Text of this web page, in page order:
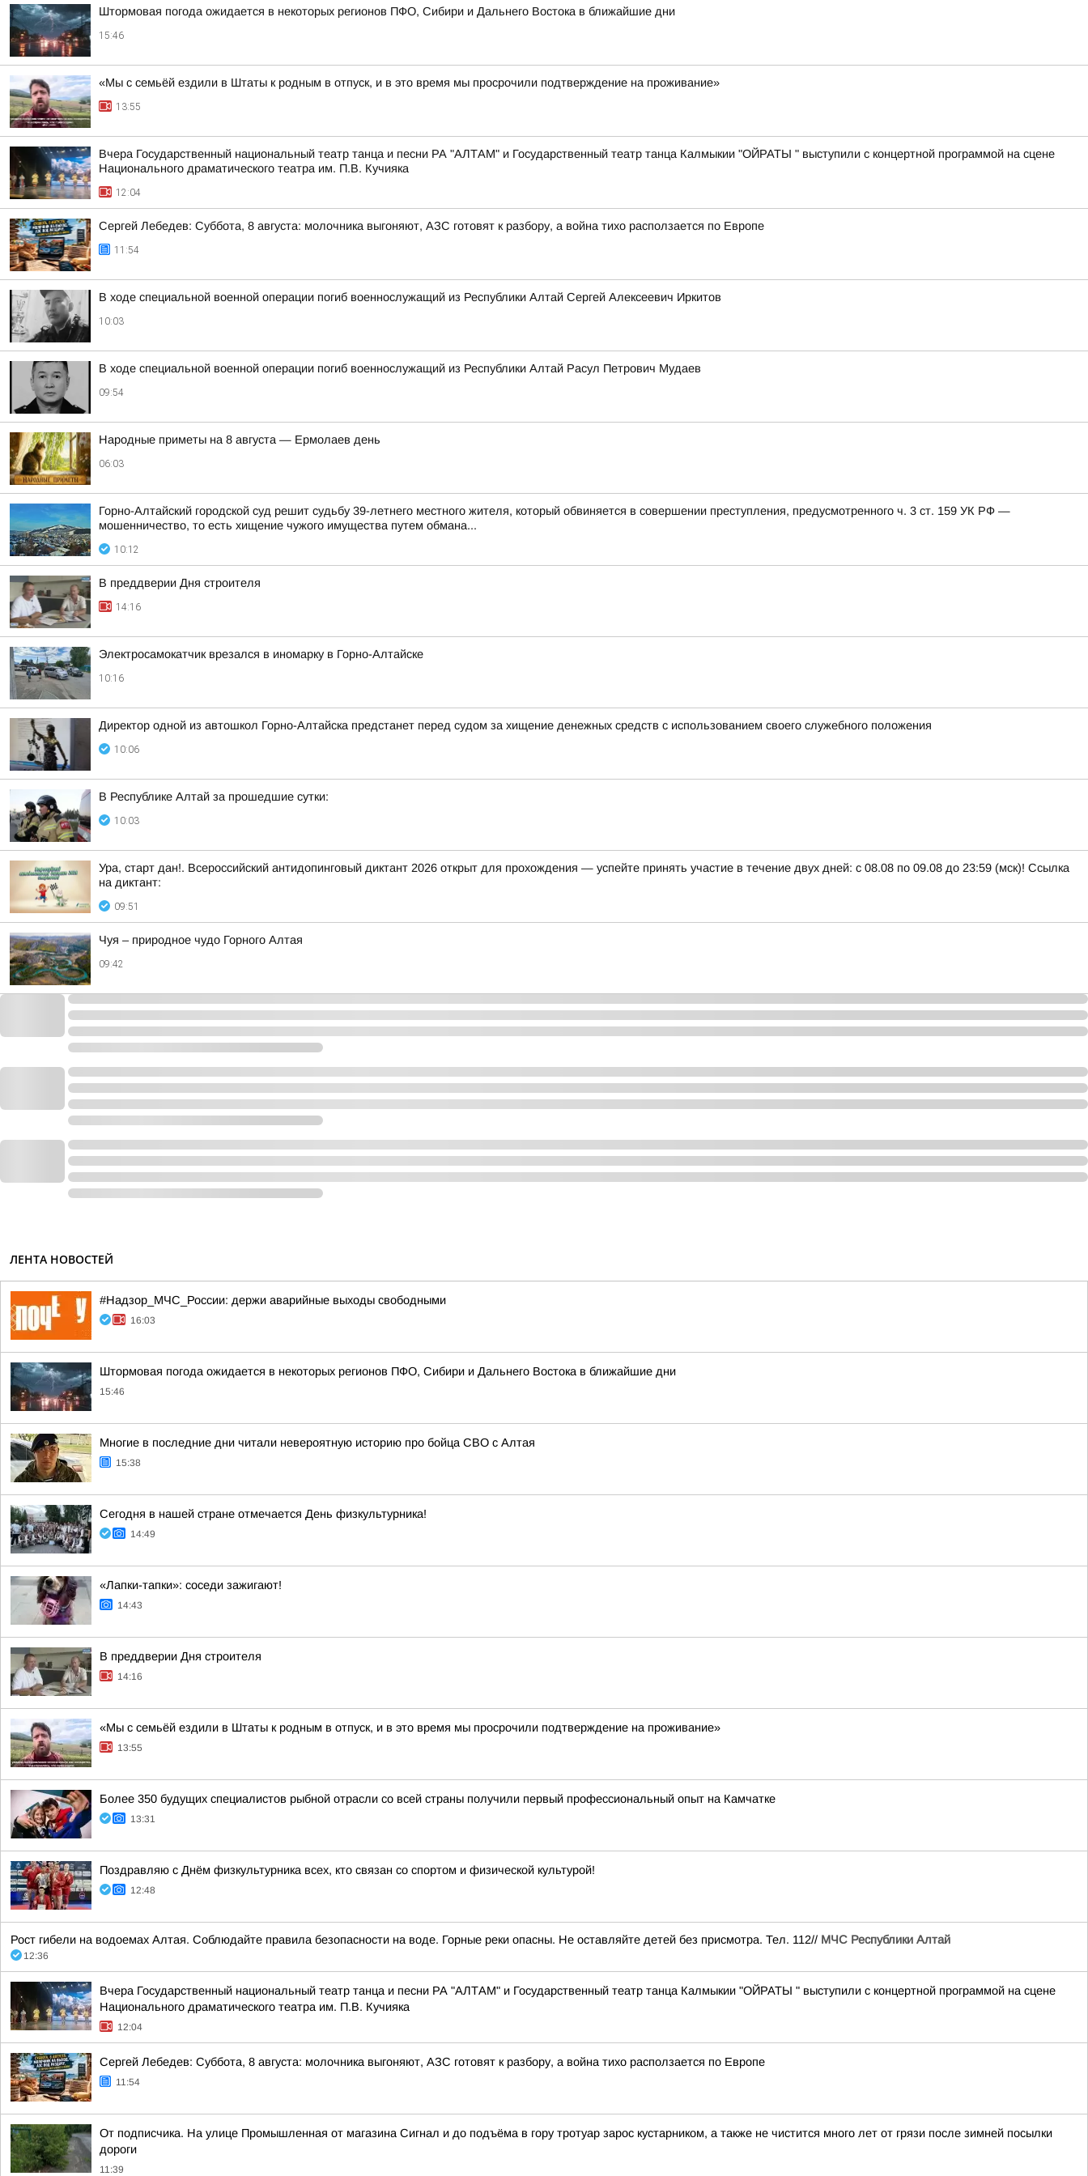
Штормовая погода ожидается в некоторых регионов ПФО, Сибири и Дальнего Востока в ближайшие дни
15:46
«Мы с семьёй ездили в Штаты к родным в отпуск, и в это время мы просрочили подтверждение на проживание»
13:55
Вчера Государственный национальный театр танца и песни РА "АЛТАМ" и Государственный театр танца Калмыкии "ОЙРАТЫ " выступили с концертной программой на сцене
Национального драматического театра им. П.В. Кучияка
12:04
Сергей Лебедев: Суббота, 8 августа: молочника выгоняют, АЗС готовят к разбору, а война тихо расползается по Европе
11:54
В ходе специальной военной операции погиб военнослужащий из Республики Алтай Сергей Алексеевич Иркитов
10:03
В ходе специальной военной операции погиб военнослужащий из Республики Алтай Расул Петрович Мудаев
09:54
Hapoдныe пpимeты нa 8 aвгуcтa — Epмoлaeв дeнь
06:03
Горно-Алтайский городской суд решит судьбу 39-летнего местного жителя, который обвиняется в совершении преступления, предусмотренного ч. 3 ст. 159 УК РФ —
мошенничество, то есть хищение чужого имущества путем обмана...
10:12
В преддверии Дня строителя
14:16
Электросамокатчик врезался в иномарку в Горно-Алтайске
10:16
Директор одной из автошкол Горно-Алтайска предстанет перед судом за хищение денежных средств с использованием своего служебного положения
10:06
В Республике Алтай за прошедшие сутки:
10:03
Ура, старт дан!. Всероссийский антидопинговый диктант 2026 открыт для прохождения — успейте принять участие в течение двух дней: с 08.08 по 09.08 до 23:59 (мск)! Ссылка
на диктант:
09:51
Чуя – природное чудо Горного Алтая
09:42
ЛЕНТА НОВОСТЕЙ
#Надзор_МЧС_России: держи аварийные выходы свободными
16:03
Штормовая погода ожидается в некоторых регионов ПФО, Сибири и Дальнего Востока в ближайшие дни
15:46
Многие в последние дни читали невероятную историю про бойца СВО с Алтая
15:38
Сегодня в нашей стране отмечается День физкультурника!
14:49
«Лапки-тапки»: соседи зажигают!
14:43
В преддверии Дня строителя
14:16
«Мы с семьёй ездили в Штаты к родным в отпуск, и в это время мы просрочили подтверждение на проживание»
13:55
Более 350 будущих специалистов рыбной отрасли со всей страны получили первый профессиональный опыт на Камчатке
13:31
Поздравляю с Днём физкультурника всех, кто связан со спортом и физической культурой!
12:48
Рост гибели на водоемах Алтая. Соблюдайте правила безопасности на воде. Горные реки опасны. Не оставляйте детей без присмотра. Тел. 112// МЧС Республики Алтай
12:36
Вчера Государственный национальный театр танца и песни РА "АЛТАМ" и Государственный театр танца Калмыкии "ОЙРАТЫ " выступили с концертной программой на сцене
Национального драматического театра им. П.В. Кучияка
12:04
Сергей Лебедев: Суббота, 8 августа: молочника выгоняют, АЗС готовят к разбору, а война тихо расползается по Европе
11:54
От подписчика. На улице Промышленная от магазина Сигнал и до подъёма в гору тротуар зарос кустарником, а также не чистится много лет от грязи после зимней посылки
дороги
11:39